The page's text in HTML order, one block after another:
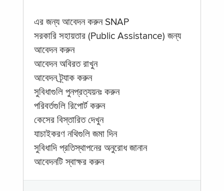
এর জন্য আবেদন করুন SNAP
সরকারি সহায়তার (Public Assistance) জন্য
আবেদন করুন
আবেদন অবিরত রাখুন
আবেদন ট্র্যাক করুন
সুবিধাগুলি পুনপ্রত্যয়নঃ করুন
পরিবর্তগুলি রিপোর্ট করুন
কেসের বিস্তারিত দেখুন
যাচাইকরণ নথিগুলি জমা দিন
সুবিধাদি প্রতিস্থাপনের অনুরোধ জানান
আবেদনটি স্বাক্ষর করুন